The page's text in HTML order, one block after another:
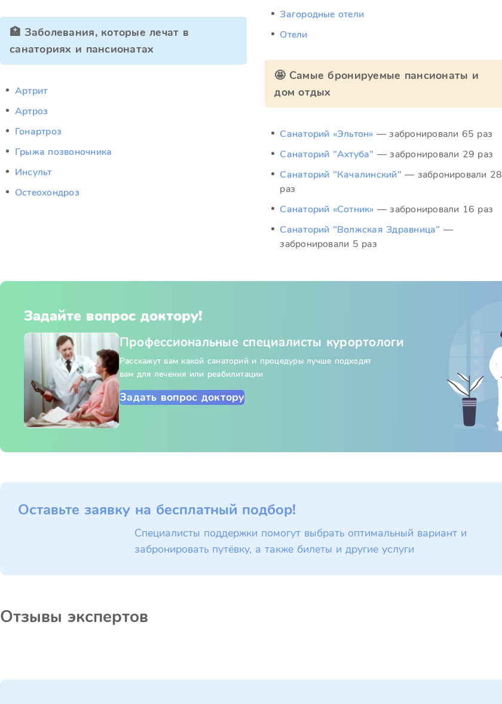
🏥 Заболевания, которые лечат в
санаториях и пансионатах
Артрит
Артроз
Гонартроз
Грыжа позвоночника
Инсульт
Остеохондроз
Загородные отели
Отели
🤩 Самые бронируемые пансионаты и
дом отдых
Санаторий «Эльтон» — забронировали 65 раз
Санаторий "Ахтуба" — забронировали 29 раз
Санаторий "Качалинский" — забронировали 28
раз
Санаторий «Сотник» — забронировали 16 раз
Санаторий "Волжская Здравница" —
забронировали 5 раз
Задайте вопрос доктору!
Профессиональные специалисты курортологи
Расскажут вам какой санаторий и процедуры лучше подходят
вам для лечения или реабилитации
Задать вопрос доктору
Оставьте заявку на бесплатный подбор!
Специалисты поддержки помогут выбрать оптимальный вариант и
забронировать путёвку, а также билеты и другие услуги
Отзывы экспертов